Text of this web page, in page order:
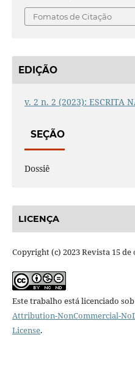
Fomatos de Citação
EDIÇÃO
v. 2 n. 2 (2023): ESCRITA
SEÇÃO
Dossiê
LICENÇA
Copyright (c) 2023 Revista 15
Este trabalho está licenciado
Attribution-NonCommercial-
License.